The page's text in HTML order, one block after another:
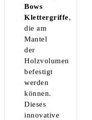
Bows
Klettergriffe,
die am
Mantel
der
Holzvolumen
befestigt
werden
können.
Dieses
innovative